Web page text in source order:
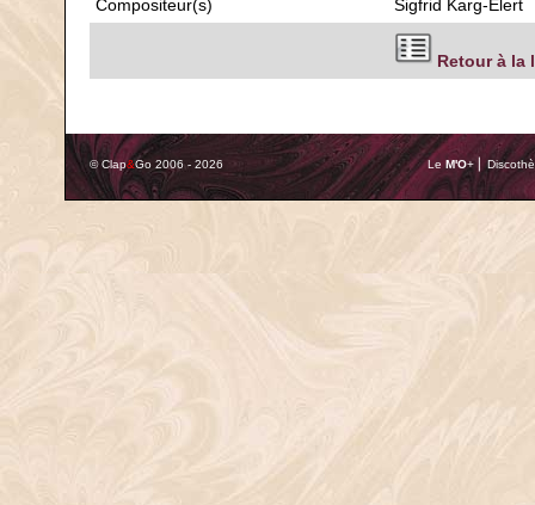
Compositeur(s)
Sigfrid Karg-Elert
Retour à la
© Clap&Go 2006 - 2026 Le M'O+ ⎢